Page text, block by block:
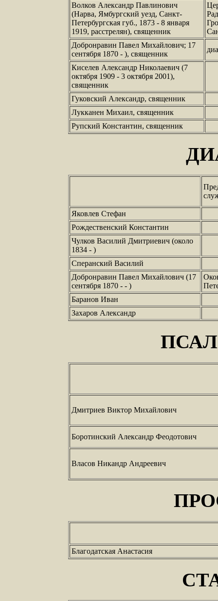
Волков Александр Павлинович
(Нарва, Ямбургский уезд, Санкт-
Петербургская губ., 1873 - 8 января
1919, расстрелян), священник
Добронравин Павел Михайлович; 17
сентября 1870 - ), священник
Киселев Александр Николаевич (7
октября 1909 - 3 октября 2001),
священник
Гуковский Александр, священник
Лукканен Михаил, священник
Рупский Константин, священник
Яковлев Стефан
Рождественский Константин
Чулков Василий Дмитриевич (около
1834 - )
Сперанский Василий
Добронравин Павел Михайлович (17
сентября 1870 - - )
Баранов Иван
Захаров Александр
Дмитриев Виктор Михайлович
Боротинский Александр Феодотович
Власов Никандр Андреевич
Благодатская Анастасия